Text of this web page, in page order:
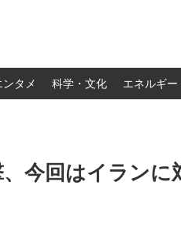
ンタメ 科学・文化 エネルギー
今回はイランに